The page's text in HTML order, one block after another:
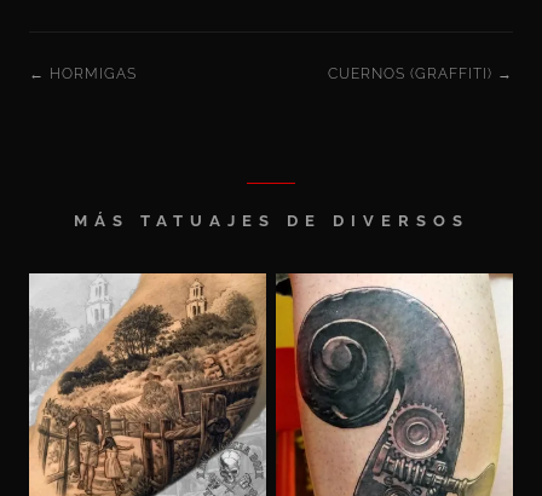
← HORMIGAS CUERNOS (GRAFFITI) →
MÁS TATUAJES DE DIVERSOS